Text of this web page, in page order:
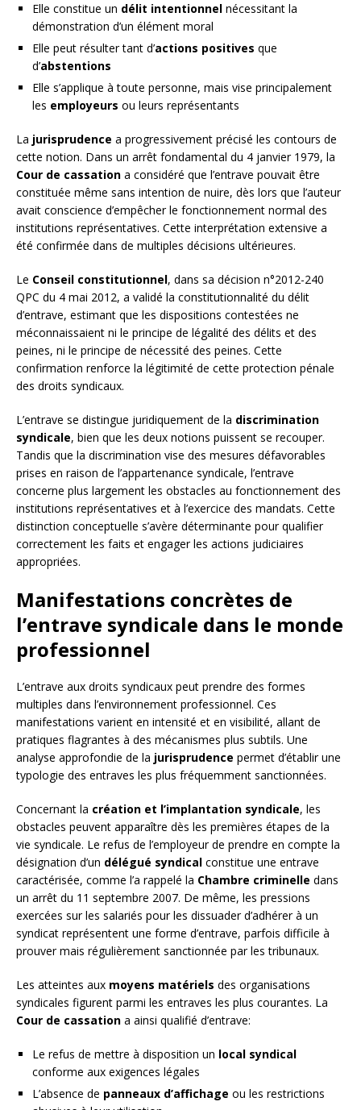
Elle constitue un délit intentionnel nécessitant la
démonstration d’un élément moral
Elle peut résulter tant d’actions positives que
d’abstentions
Elle s’applique à toute personne, mais vise principalement
les employeurs ou leurs représentants
La jurisprudence a progressivement précisé les contours de
cette notion. Dans un arrêt fondamental du 4 janvier 1979, la
Cour de cassation a considéré que l’entrave pouvait être
constituée même sans intention de nuire, dès lors que l’auteur
avait conscience d’empêcher le fonctionnement normal des
institutions représentatives. Cette interprétation extensive a
été confirmée dans de multiples décisions ultérieures.
Le Conseil constitutionnel, dans sa décision n°2012-240
QPC du 4 mai 2012, a validé la constitutionnalité du délit
d’entrave, estimant que les dispositions contestées ne
méconnaissaient ni le principe de légalité des délits et des
peines, ni le principe de nécessité des peines. Cette
confirmation renforce la légitimité de cette protection pénale
des droits syndicaux.
L’entrave se distingue juridiquement de la discrimination
syndicale, bien que les deux notions puissent se recouper.
Tandis que la discrimination vise des mesures défavorables
prises en raison de l’appartenance syndicale, l’entrave
concerne plus largement les obstacles au fonctionnement des
institutions représentatives et à l’exercice des mandats. Cette
distinction conceptuelle s’avère déterminante pour qualifier
correctement les faits et engager les actions judiciaires
appropriées.
Manifestations concrètes de
l’entrave syndicale dans le monde
professionnel
L’entrave aux droits syndicaux peut prendre des formes
multiples dans l’environnement professionnel. Ces
manifestations varient en intensité et en visibilité, allant de
pratiques flagrantes à des mécanismes plus subtils. Une
analyse approfondie de la jurisprudence permet d’établir une
typologie des entraves les plus fréquemment sanctionnées.
Concernant la création et l’implantation syndicale, les
obstacles peuvent apparaître dès les premières étapes de la
vie syndicale. Le refus de l’employeur de prendre en compte la
désignation d’un délégué syndical constitue une entrave
caractérisée, comme l’a rappelé la Chambre criminelle dans
un arrêt du 11 septembre 2007. De même, les pressions
exercées sur les salariés pour les dissuader d’adhérer à un
syndicat représentent une forme d’entrave, parfois difficile à
prouver mais régulièrement sanctionnée par les tribunaux.
Les atteintes aux moyens matériels des organisations
syndicales figurent parmi les entraves les plus courantes. La
Cour de cassation a ainsi qualifié d’entrave:
Le refus de mettre à disposition un local syndical
conforme aux exigences légales
L’absence de panneaux d’affichage ou les restrictions